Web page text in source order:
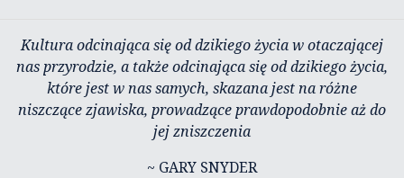
Kultura odcinająca się od dzikiego życia w otaczającej
nas przyrodzie, a także odcinająca się od dzikiego życia,
które jest w nas samych, skazana jest na różne
niszczące zjawiska, prowadzące prawdopodobnie aż do
jej zniszczenia
~ GARY SNYDER